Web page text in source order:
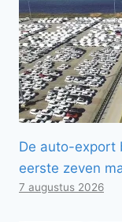
De auto-export
eerste zeven
7 augustus 2026